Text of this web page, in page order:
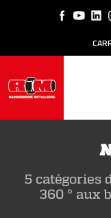
SOCIÉTÉ
5 catégories
360 ° aux